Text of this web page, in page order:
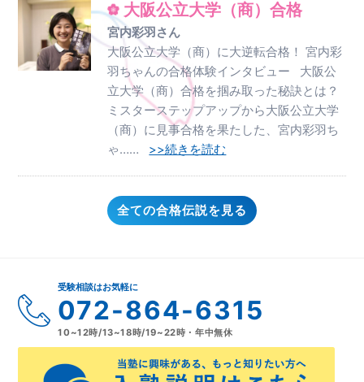
大阪公立大学（商）合格
宮内彩羽さん
大阪公立大学（商）に大逆転合格！ 宮内彩
羽ちゃんの合格体験インタビュー 大阪公
立大学（商）合格を掴み取った秘訣とは？
ミスターステップアップから大阪公立大学
（商）に見事合格を果たした、宮内彩羽ち
ゃ…… >>続きを読む
全ての合格伝説を見る
受験相談はお気軽に
072-864-6315
10~12時/13~18時/19~22時・年中無休